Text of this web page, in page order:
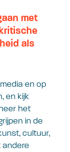
met
als
en op
en kijk
het
in de
cultuur,
andere